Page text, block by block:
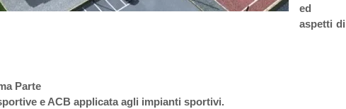
ed
aspetti di
Parte
e ACB applicata agli impianti sportivi.